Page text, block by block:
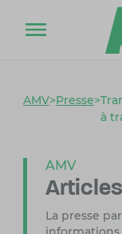
AMV>Presse>
à
AMV
La presse